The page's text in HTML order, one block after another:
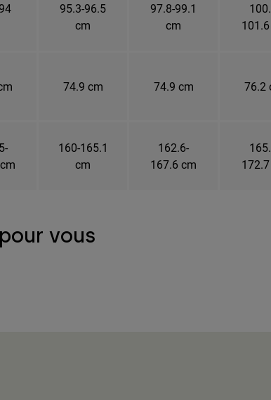
95.3-96.5
cm
97.8-99.1
cm
74.9 cm 74.9 cm 76.2
160-165.1
cm
162.6-
167.6 cm
vous